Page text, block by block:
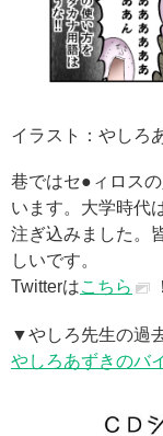
イラスト：やしろ
巷ではセ●ィロス
います。大学時代
注ぎ込みました。
しいです。
Twitterはこちら ！
▼やしろ先生の過
やしろあずきのバ